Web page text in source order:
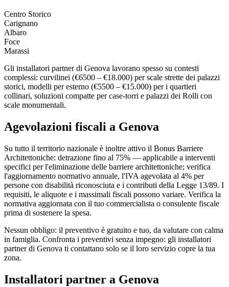
Centro Storico
Carignano
Albaro
Foce
Marassi
Gli installatori partner di Genova lavorano spesso su contesti
complessi: curvilinei (€6500 – €18.000) per scale strette dei palazzi
storici, modelli per esterno (€5500 – €15.000) per i quartieri
collinari, soluzioni compatte per case-torri e palazzi dei Rolli con
scale monumentali.
Agevolazioni fiscali a Genova
Su tutto il territorio nazionale è inoltre attivo il Bonus Barriere
Architettoniche: detrazione fino al 75% — applicabile a interventi
specifici per l'eliminazione delle barriere architettoniche; verifica
l'aggiornamento normativo annuale, l'IVA agevolata al 4% per
persone con disabilità riconosciuta e i contributi della Legge 13/89. I
requisiti, le aliquote e i massimali fiscali possono variare. Verifica la
normativa aggiornata con il tuo commercialista o consulente fiscale
prima di sostenere la spesa.
Nessun obbligo: il preventivo è gratuito e tuo, da valutare con calma
in famiglia. Confronta i preventivi senza impegno: gli installatori
partner di Genova ti contattano solo se il loro servizio copre la tua
zona.
Installatori partner a Genova